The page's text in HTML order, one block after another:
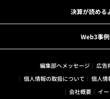
決算が読める
Web3事
編集部へメッセージ 広告
個人情報の取扱について
個人情
会社概要
イ